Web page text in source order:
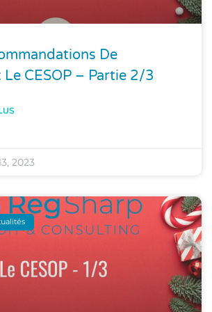
De
Le CESOP – Partie 2/3
2023